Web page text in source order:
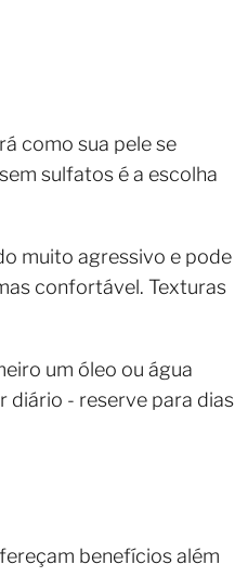
como sua pele se
sulfatos é a escolha
muito agressivo e pode
confortável. Texturas
um óleo ou água
diário - reserve para dias
benefícios além